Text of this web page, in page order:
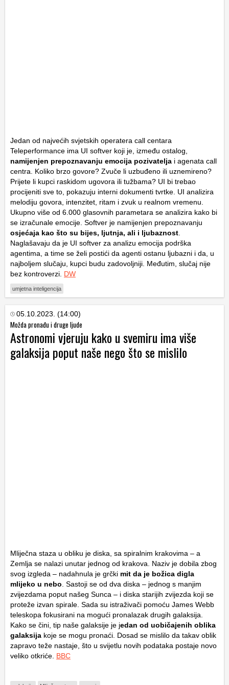
Jedan od najvećih svjetskih operatera call centara
Teleperformance ima UI softver koji je, između ostalog,
namijenjen prepoznavanju emocija pozivatelja i agenata call
centra. Koliko brzo govore? Zvuče li uzbuđeno ili uznemireno?
Prijete li kupci raskidom ugovora ili tužbama? UI bi trebao
procijeniti sve to, pokazuju interni dokumenti tvrtke. UI analizira
melodiju govora, intenzitet, ritam i zvuk u realnom vremenu.
Ukupno više od 6.000 glasovnih parametara se analizira kako bi
se izračunale emocije. Softver je namijenjen prepoznavanju
osjećaja kao što su bijes, ljutnja, ali i ljubaznost.
Naglašavaju da je UI softver za analizu emocija podrška
agentima, a time se želi postići da agenti ostanu ljubazni i da, u
najboljem slučaju, kupci budu zadovoljniji. Međutim, slučaj nije
bez kontroverzi. DW
umjetna inteligencija
05.10.2023. (14:00)
Možda pronađu i druge ljude
Astronomi vjeruju kako u svemiru ima više
galaksija poput naše nego što se mislilo
Mliječna staza u obliku je diska, sa spiralnim krakovima – a
Zemlja se nalazi unutar jednog od krakova. Naziv je dobila zbog
svog izgleda – nadahnula je grčki mit da je božica digla
mlijeko u nebo . Sastoji se od dva diska – jednog s manjim
zvijezdama poput našeg Sunca – i diska starijih zvijezda koji se
proteže izvan spirale. Sada su istraživači pomoću James Webb
teleskopa fokusirani na mogući pronalazak drugih galaksija.
Kako se čini, tip naše galaksije je jedan od uobičajenih oblika
galaksija koje se mogu pronaći. Dosad se mislilo da takav oblik
zapravo teže nastaje, što u svijetlu novih podataka postaje novo
veliko otkriće. BBC